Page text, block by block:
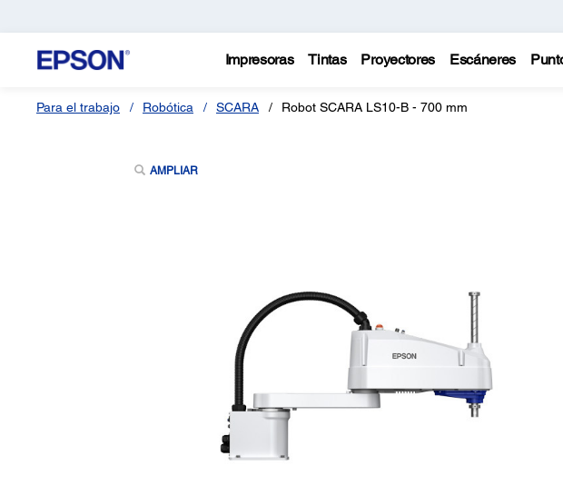
Impresoras Tintas Proyectores Escáneres
Para el trabajo Robótica SCARA Robot SCARA LS10-B - 700 mm
AMPLIAR